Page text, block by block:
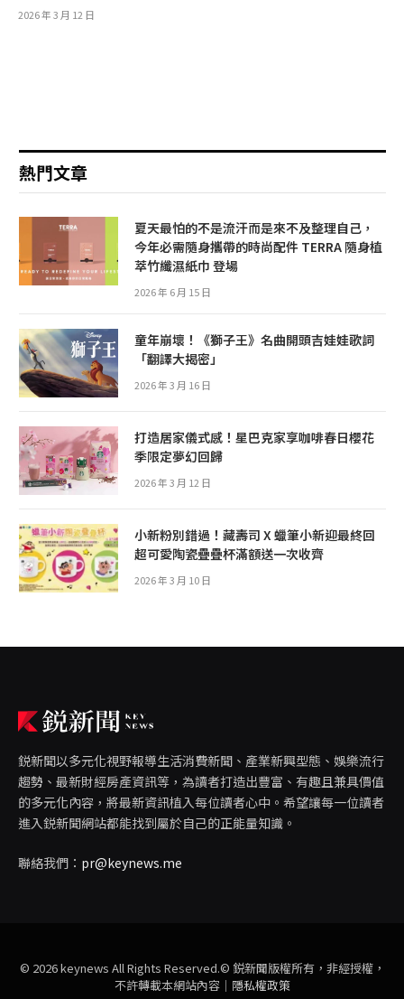
2026 年 3 月 12 日
熱門文章
夏天最怕的不是流汗而是來不及整理自己，
今年必需隨身攜帶的時尚配件 TERRA 隨身植
萃竹纖濕紙巾 登場
2026 年 6 月 15 日
童年崩壞！《獅子王》名曲開頭吉娃娃歌詞
「翻譯大揭密」
2026 年 3 月 16 日
打造居家儀式感！星巴克家享咖啡春日櫻花
季限定夢幻回歸
2026 年 3 月 12 日
小新粉別錯過！藏壽司 X 蠟筆小新迎最終回
超可愛陶瓷疊疊杯滿額送一次收齊
2026 年 3 月 10 日
鋭新聞以多元化視野報導生活消費新聞、產業新興型態、娛樂流行
趨勢、最新財經房產資訊等，為讀者打造出豐富、有趣且兼具價值
的多元化內容，將最新資訊植入每位讀者心中。希望讓每一位讀者
進入鋭新聞網站都能找到屬於自己的正能量知識。
聯絡我們： pr@keynews.me
© 2026 keynews All Rights Reserved.© 鋭新聞版權所有，非經授權，
不許轉載本網站內容｜ 隱私權政策